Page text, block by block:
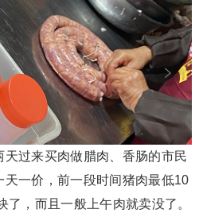
过来买肉做腊肉、香肠的市民
一价，前一段时间猪肉最低10
了，而且一般上午肉就卖没了。